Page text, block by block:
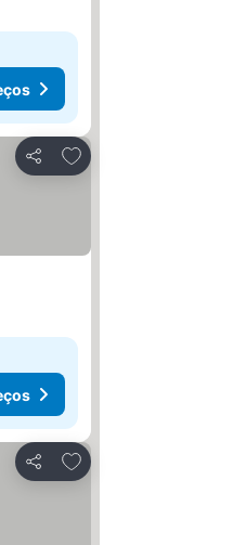
Partilhar
Adicionar aos favoritos
Partilhar
Adicionar aos favoritos